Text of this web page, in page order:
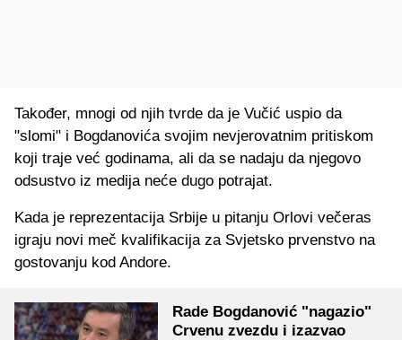
Također, mnogi od njih tvrde da je Vučić uspio da
"slomi" i Bogdanovića svojim nevjerovatnim pritiskom
koji traje već godinama, ali da se nadaju da njegovo
odsustvo iz medija neće dugo potrajat.
Kada je reprezentacija Srbije u pitanju Orlovi večeras
igraju novi meč kvalifikacija za Svjetsko prvenstvo na
gostovanju kod Andore.
Rade Bogdanović "nagazio"
Crvenu zvezdu i izazvao